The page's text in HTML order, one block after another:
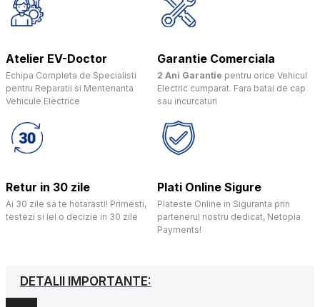
Atelier EV-Doctor
Echipa Completa de Specialisti
pentru Reparatii si Mentenanta
Vehicule Electrice
Garantie Comerciala
2 Ani Garantie pentru orice Vehicul
Electric cumparat. Fara batai de cap
sau incurcaturi
Retur in 30 zile
Ai 30 zile sa te hotarasti! Primesti,
testezi si iei o decizie in 30 zile
Plati Online Sigure
Plateste Online in Siguranta prin
partenerul nostru dedicat, Netopia
Payments!
DETALII IMPORTANTE: